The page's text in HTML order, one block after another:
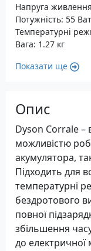
Напруга
Потужність: 55
Температурні
Вага: 1.27 кг
Показати ще
Опис
Dyson Corrale –
можливістю
акумулятора,
Підходить для
температурні
бездротового
повної
збільшення
до електричної